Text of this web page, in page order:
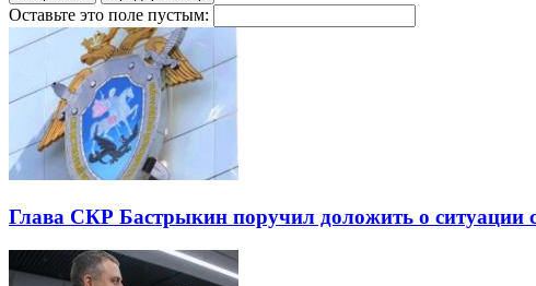
Оставьте это поле пустым:
Глава СКР Бастрыкин поручил доложить о ситуации